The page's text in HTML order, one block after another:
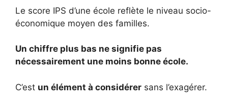
Le score IPS d’une école reflète le niveau socio-
économique moyen des familles.
Un chiffre plus bas ne signifie pas
nécessairement une moins bonne école.
C’est un élément à considérer sans l’exagérer.